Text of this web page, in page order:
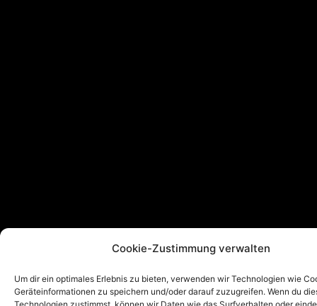
Cookie-Zustimmung verwalten
Um dir ein optimales Erlebnis zu bieten, verwenden wir Technologien wie
Geräteinformationen zu speichern und/oder darauf zuzugreifen. Wenn du